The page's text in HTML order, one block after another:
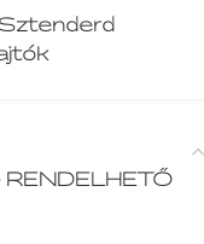
Sztenderd
RENDELHETŐ